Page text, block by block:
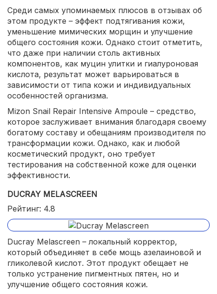
Среди самых упоминаемых плюсов в отзывах об
этом продукте – эффект подтягивания кожи,
уменьшение мимических морщин и улучшение
общего состояния кожи. Однако стоит отметить,
что даже при наличии столь активных
компонентов, как муцин улитки и гиалуроновая
кислота, результат может варьироваться в
зависимости от типа кожи и индивидуальных
особенностей организма.
Mizon Snail Repair Intensive Ampoule – средство,
которое заслуживает внимания благодаря своему
богатому составу и обещаниям производителя по
трансформации кожи. Однако, как и любой
косметический продукт, оно требует
тестирования на собственной коже для оценки
эффективности.
DUCRAY MELASCREEN
Рейтинг: 4.8
Ducray Melascreen – локальный корректор,
который объединяет в себе мощь азелаиновой и
гликолевой кислот. Этот продукт обещает не
только устранение пигментных пятен, но и
улучшение общего состояния кожи.